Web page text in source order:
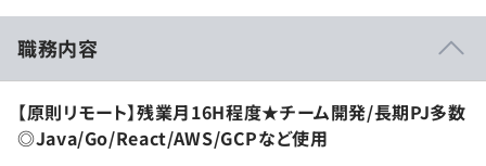
職務内容
【原則リモート】残業月16H程度★チーム開発/長期PJ多数
◎Java/Go/React/AWS/GCPなど使用